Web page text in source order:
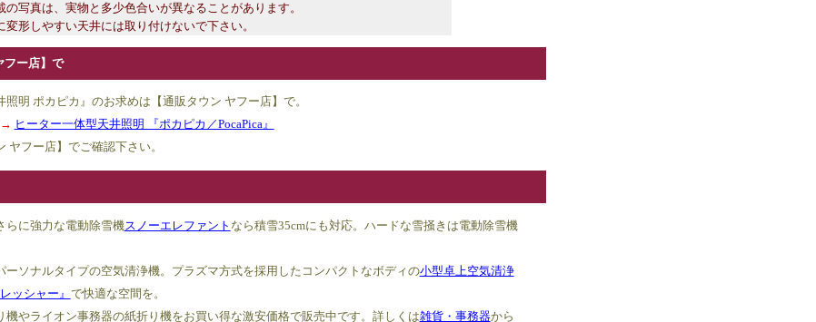
の写真は、実物と多少色合いが異なることがあります。
変形しやすい天井には取り付けないで下さい。
フー店】で
照明 ポカピカ』のお求めは【通販タウン ヤフー店】で。
→ ヒーター一体型天井照明 『ポカピカ／PocaPica』
ヤフー店】でご確認下さい。
らに強力な電動除雪機スノーエレファント なら積雪35cmにも対応。ハードな雪掻きは電動除雪機
ーソナルタイプの空気清浄機。プラズマ方式を採用したコンパクトなボディの小型卓上空気清浄
ッシャー』 で快適な空間を。
機やライオン事務器の紙折り機をお買い得な激安価格で販売中です。詳しくは雑貨・事務器から